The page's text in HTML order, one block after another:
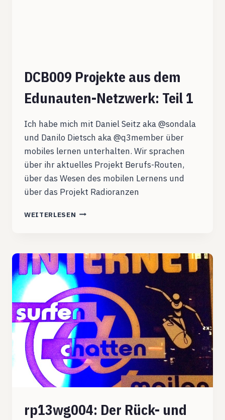
DCB009 Projekte aus dem
Edunauten-Netzwerk: Teil 1
Ich habe mich mit Daniel Seitz aka @sondala
und Danilo Dietsch aka @q3member über
mobiles lernen unterhalten. Wir sprachen
über ihr aktuelles Projekt Berufs-Routen,
über das Wesen des mobilen Lernens und
über das Projekt Radioranzen
WEITERLESEN DCB009
EDUNAUTEN-
NETZWERK:
TEIL
1
rp13wg004: Der Rück- und